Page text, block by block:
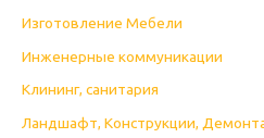
Изготовление Мебели
Инженерные коммуникации
Клининг, санитария
Ландшафт, Конструкции,